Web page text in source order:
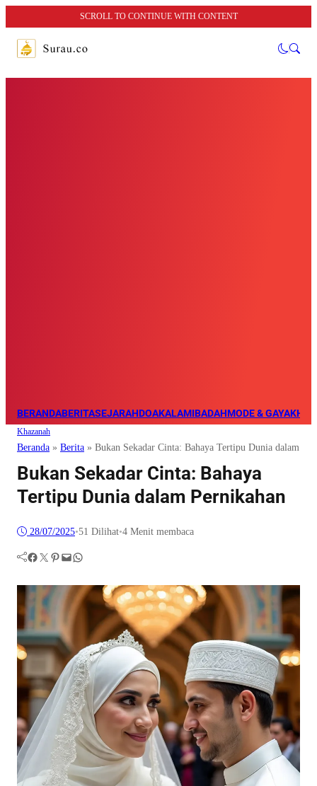
SCROLL TO CONTINUE WITH CONTENT
BERANDABERITASEJARAHDOAKALAMIBADAHMODE & GAYA
Khazanah
Beranda » Berita » Bukan Sekadar Cinta: Bahaya Tertipu Dunia dalam
Bukan Sekadar Cinta: Bahaya
Tertipu Dunia dalam Pernikahan
28/07/2025•51 Dilihat•4 Menit membaca
Facebook Twitter Pinterest Mail WhatsApp